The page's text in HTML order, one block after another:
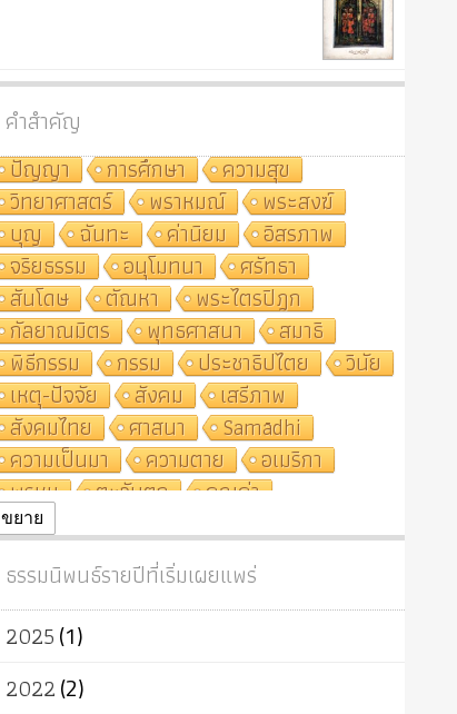
คำสำคัญ
ปัญญา
การศึกษา
ความสุข
วิทยาศาสตร์
พราหมณ์
พระสงฆ์
บุญ
ฉันทะ ค่านิยม
อิสรภาพ
จริยธรรม
อนุโมทนา
ศรัทธา
สันโดษ
ตัณหา
พระไตรปิฎก
กัลยาณมิตร
พุทธศาสนา
สมาธิ
พิธีกรรม
กรรม ประชาธิปไตย
วินัย
เหตุ-ปัจจัย
สังคม
เสรีภาพ
สังคมไทย
ศาสนา
Samādhi
ความเป็นมา
ความตาย
อเมริกา
พรหม
ตะวันตก
คุณค่า
ปฏิจจสมุปบาท
ศาสนาประจำชาติ
ผู้บริโภค
ธรรมาธิปไตย
การแยกรัฐกับศาสนา
ธรรมชาติ
เทคโนโลยี
พุทธบริษัท
ขยาย
ธรรมนิพนธ์รายปีที่เริ่มเผยแพร่
2025(1)
2022(2)